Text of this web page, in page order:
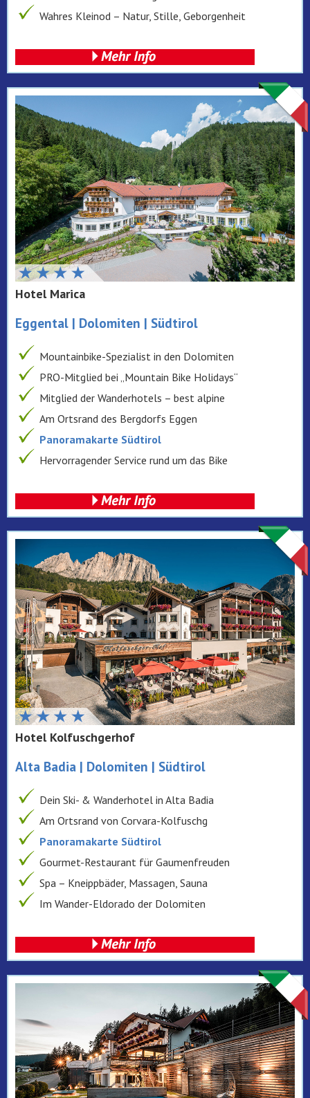
Wahres Kleinod – Natur, Stille, Geborgenheit
Hotel Marica
Eggental | Dolomiten | Südtirol
Mountainbike-Spezialist in den Dolomiten
PRO-Mitglied bei „Mountain Bike Holidays“
Mitglied der Wanderhotels – best alpine
Am Ortsrand des Bergdorfs Eggen
Panoramakarte Südtirol
Hervorragender Service rund um das Bike
Hotel Kolfuschgerhof
Alta Badia | Dolomiten | Südtirol
Dein Ski- & Wanderhotel in Alta Badia
Am Ortsrand von Corvara-Kolfuschg
Panoramakarte Südtirol
Gourmet-Restaurant für Gaumenfreuden
Spa – Kneippbäder, Massagen, Sauna
Im Wander-Eldorado der Dolomiten